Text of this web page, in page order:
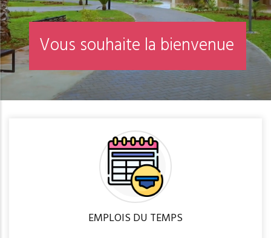
Vous souhaite la bienvenue
EMPLOIS DU TEMPS